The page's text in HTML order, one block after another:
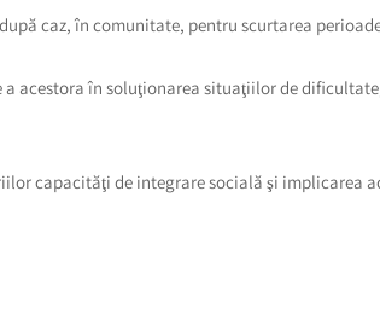
caz, în comunitate, pentru scurtarea
acestora în soluţionarea situaţiilor de
capacităţi de integrare socială şi implicarea